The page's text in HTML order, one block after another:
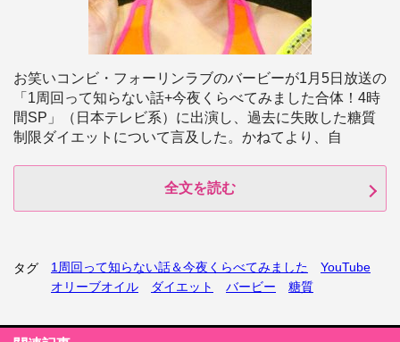
お笑いコンビ・フォーリンラブのバービーが1月5日放送の
「1周回って知らない話+今夜くらべてみました合体！4時
間SP」（日本テレビ系）に出演し、過去に失敗した糖質
制限ダイエットについて言及した。かねてより、自
全文を読む
タグ 1周回って知らない話＆今夜くらべてみました
YouTube
オリーブオイル
ダイエット バービー 糖質